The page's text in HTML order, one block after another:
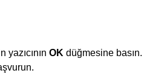
yazıcının OK düğmesine basın.